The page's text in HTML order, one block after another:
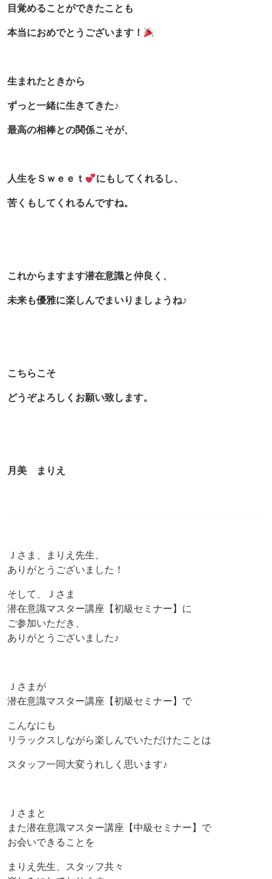
目覚めることができたことも
本当におめでとうございます！
生まれたときから
ずっと一緒に生きてきた♪
最高の相棒との関係こそが、
人生をＳｗｅｅｔ にもしてくれるし、
苦くもしてくれるんですね。
これからますます潜在意識と仲良く、
未来も優雅に楽しんでまいりましょうね♪
こちらこそ
どうぞよろしくお願い致します。
月美 まりえ
Ｊさま、まりえ先生、
ありがとうございました！
そして、Ｊさま
潜在意識マスター講座【初級セミナー】に
ご参加いただき、
ありがとうございました♪
Ｊさまが
潜在意識マスター講座【初級セミナー】で
こんなにも
リラックスしながら楽しんでいただけたことは
スタッフ一同大変うれしく思います♪
Ｊさまと
また潜在意識マスター講座【中級セミナー】で
お会いできることを
まりえ先生、スタッフ共々